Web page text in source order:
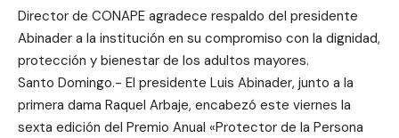
Director de CONAPE agradece respaldo del presidente
Abinader a la institución en su compromiso con la dignidad,
protección y bienestar de los adultos mayores.
Santo Domingo.- El presidente Luis Abinader, junto a la
primera dama Raquel Arbaje, encabezó este viernes la
sexta edición del Premio Anual «Protector de la Persona